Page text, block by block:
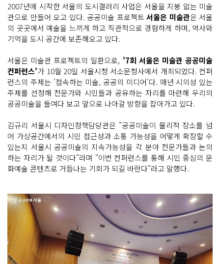
2007년에 시작한 서울의 도시갤러리 사업은 서울을 지붕 없는 미술
관으로 만들어 오고 있다. 공공미술 프로젝트 서울은 미술관은 서울
의 곳곳에서 예술을 느끼게 하고 직관적으로 경험하게 하며, 역사와
기억을 도시 공간에 보존해오고 있다.
서울은 미술관 프로젝트의 일환으로, '7회 서울은 미술관 공공미술
컨퍼런스'가 10월 20일 서울시청 서소문청사에서 개최되었다. 컨퍼
런스의 주제는 '접속하는 미술, 공공의 미디어'다. 매년 시의성 있는
주제를 선정해 전문가와 시민들과 공유하는 자리를 마련해 우리의
공공미술을 들여다 보고 앞으로 나아갈 방향을 잡아가고 있다.
김규리 서울시 디자인정책담당관은 "공공미술이 물리적 장소를 넘
어 가상공간에서의 시민 접근성과 소통 가능성을 어떻게 확장할 수
있는지 서울시 공공미술의 지속가능성을 각 분야 전문가들과 논의
하는 자리가 될 것이다"라며 "이번 컨퍼런스를 통해 시민 중심의 문
화예술 콘텐츠로 거듭나는 기회가 되길 바란다"라고 말했다.